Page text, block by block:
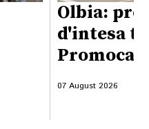
Olbia:
d'intesa
07 August 2026